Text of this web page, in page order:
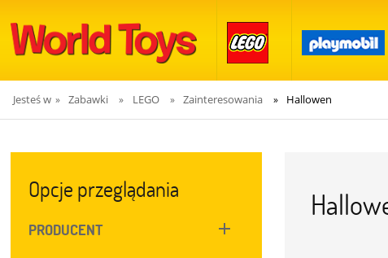
Jesteś w » Zabawki » LEGO » Zainteresowania » Hallowen
Opcje przeglądania
PRODUCENT